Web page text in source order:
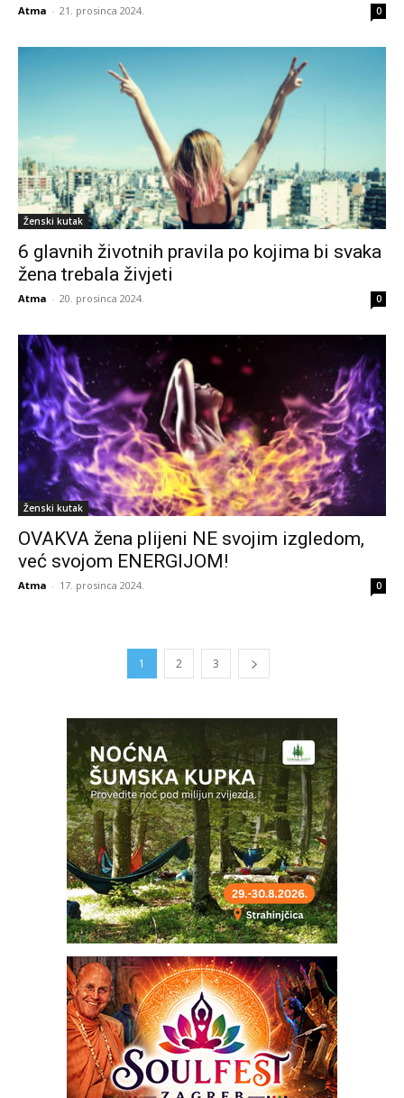
Atma - 21. prosinca 2024. 0
Ženski kutak
6 glavnih životnih pravila po kojima bi svaka
žena trebala živjeti
Atma - 20. prosinca 2024. 0
Ženski kutak
OVAKVA žena plijeni NE svojim izgledom,
već svojom ENERGIJOM!
Atma - 17. prosinca 2024. 0
1 2 3